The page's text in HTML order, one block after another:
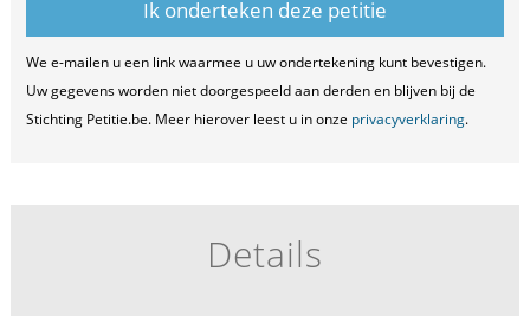
We e-mailen u een link waarmee u uw ondertekening kunt bevestigen.
Uw gegevens worden niet doorgespeeld aan derden en blijven bij de
Stichting Petitie.be. Meer hierover leest u in onze privacyverklaring.
Details